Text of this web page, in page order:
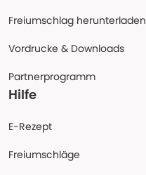
Freiumschlag herunterladen
Vordrucke & Downloads
Partnerprogramm
Hilfe
E-Rezept
Freiumschläge